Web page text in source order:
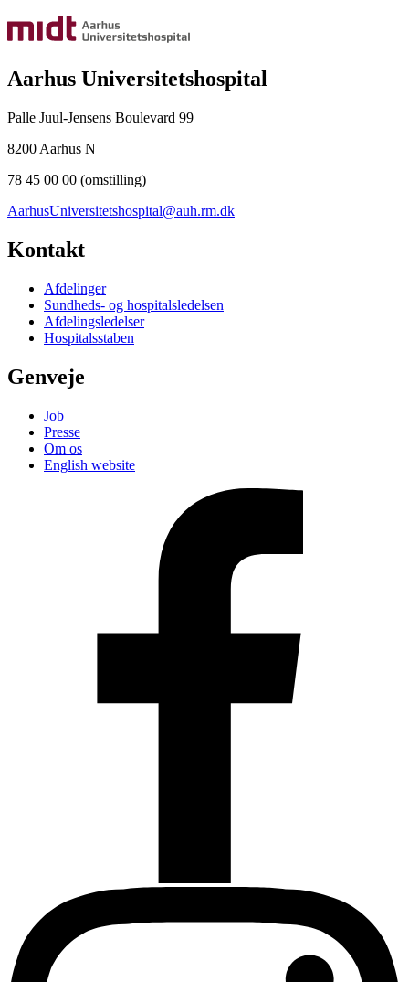
Aarhus Universitetshospital
Palle Juul-Jensens Boulevard 99
8200 Aarhus N
78 45 00 00 (omstilling)
AarhusUniversitetshospital@auh.rm.dk
Kontakt
Afdelinger
Sundheds- og hospitalsledelsen
Afdelingsledelser
Hospitalsstaben
Genveje
Job
Presse
Om os
English website